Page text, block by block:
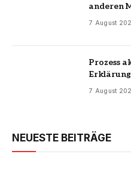
anderen
7 August
Prozess
7 August
NEUESTE BEITRÄGE